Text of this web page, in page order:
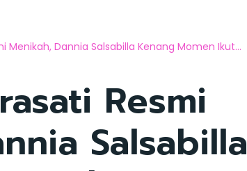
Menikah, Dannia Salsabilla Kenang Momen Ikut...
Resmi
Salsabilla